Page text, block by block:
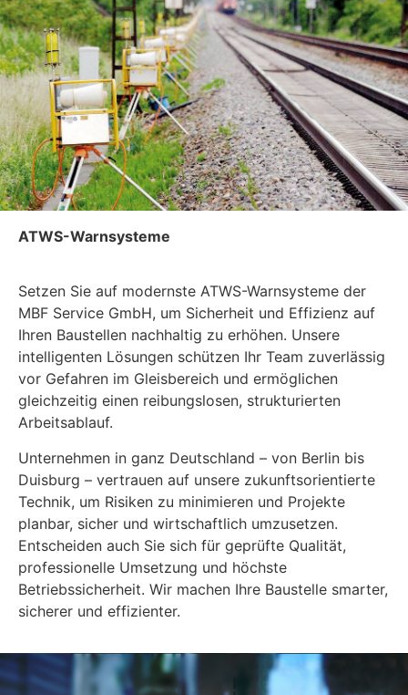
ATWS-Warnsysteme
Setzen Sie auf modernste ATWS-Warnsysteme der
MBF Service GmbH, um Sicherheit und Effizienz auf
Ihren Baustellen nachhaltig zu erhöhen. Unsere
intelligenten Lösungen schützen Ihr Team zuverlässig
vor Gefahren im Gleisbereich und ermöglichen
gleichzeitig einen reibungslosen, strukturierten
Arbeitsablauf.
Unternehmen in ganz Deutschland – von Berlin bis
Duisburg – vertrauen auf unsere zukunftsorientierte
Technik, um Risiken zu minimieren und Projekte
planbar, sicher und wirtschaftlich umzusetzen.
Entscheiden auch Sie sich für geprüfte Qualität,
professionelle Umsetzung und höchste
Betriebssicherheit. Wir machen Ihre Baustelle smarter,
sicherer und effizienter.